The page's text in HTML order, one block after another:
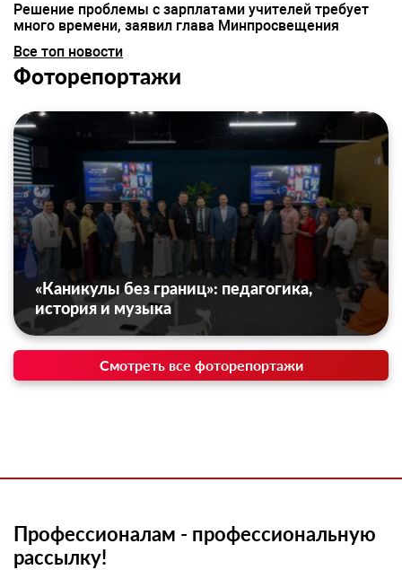
Решение проблемы с зарплатами учителей требует
много времени, заявил глава Минпросвещения
Все топ новости
Фоторепортажи
«Каникулы без границ»: педагогика,
история и музыка
Смотреть все фоторепортажи
Профессионалам - профессиональную
рассылку!